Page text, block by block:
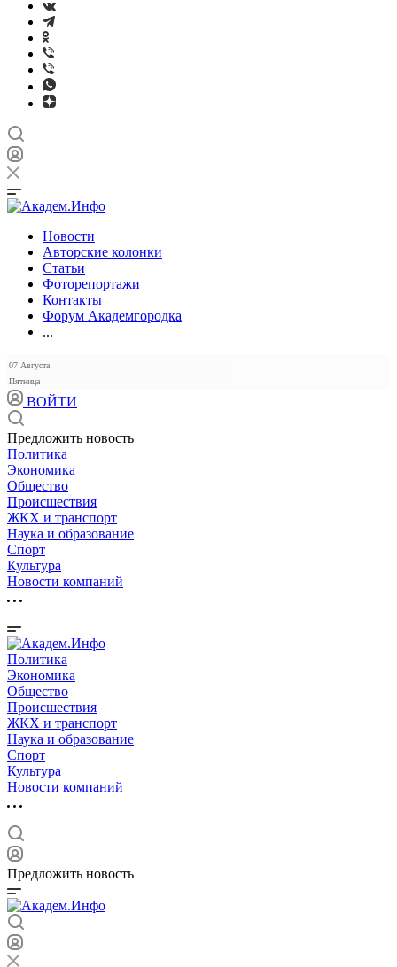
Новости
Авторские колонки
Статьи
Фоторепортажи
Контакты
Форум Академгородка
...
07 Августа
Пятница
ВОЙТИ
Предложить новость
Политика
Экономика
Общество
Происшествия
ЖКХ и транспорт
Наука и образование
Спорт
Культура
Новости компаний
Политика
Экономика
Общество
Происшествия
ЖКХ и транспорт
Наука и образование
Спорт
Культура
Новости компаний
Предложить новость